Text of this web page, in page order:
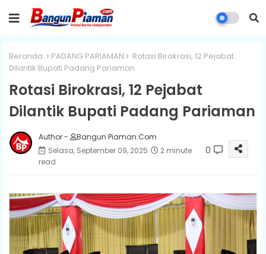
Beranda PADANG PARIAMAN
Rotasi Birokrasi, 12 Pejabat
Dilantik Bupati Padang Pariaman
Rotasi Birokrasi, 12 Pejabat
Dilantik Bupati Padang Pariaman
Author -
Bangun Piaman.Com
Selasa, September 09, 2025
2 minute
read
0